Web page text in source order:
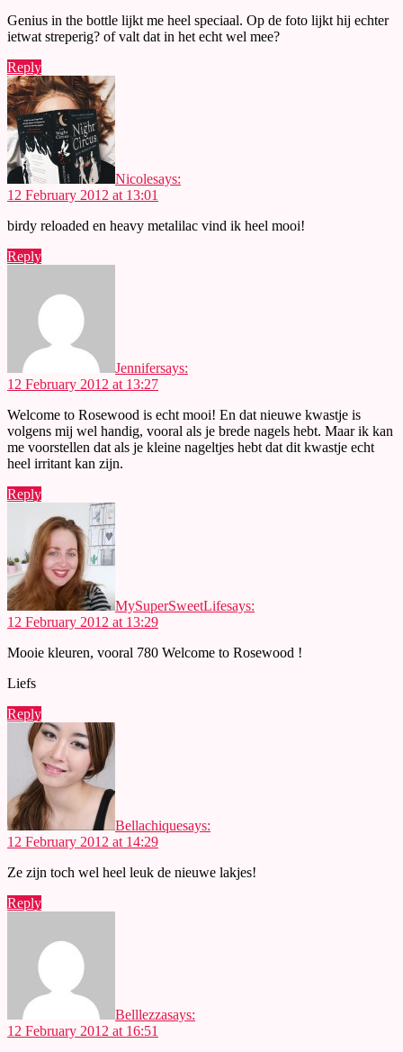
Genius in the bottle lijkt me heel speciaal. Op de foto lijkt hij echter
ietwat streperig? of valt dat in het echt wel mee?
Reply
Nicolesays:
12 February 2012 at 13:01
birdy reloaded en heavy metalilac vind ik heel mooi!
Reply
Jennifersays:
12 February 2012 at 13:27
Welcome to Rosewood is echt mooi! En dat nieuwe kwastje is
volgens mij wel handig, vooral als je brede nagels hebt. Maar ik kan
me voorstellen dat als je kleine nageltjes hebt dat dit kwastje echt
heel irritant kan zijn.
Reply
MySuperSweetLifesays:
12 February 2012 at 13:29
Mooie kleuren, vooral 780 Welcome to Rosewood !
Liefs
Reply
Bellachiquesays:
12 February 2012 at 14:29
Ze zijn toch wel heel leuk de nieuwe lakjes!
Reply
Belllezzasays:
12 February 2012 at 16:51